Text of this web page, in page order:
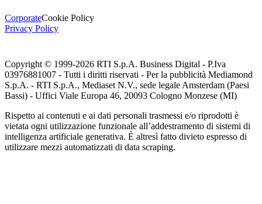
CorporateCookie Policy
Privacy Policy
Copyright © 1999-2026 RTI S.p.A. Business Digital - P.Iva
03976881007 - Tutti i diritti riservati - Per la pubblicità Mediamond
S.p.A. - RTI S.p.A., Mediaset N.V., sede legale Amsterdam (Paesi
Bassi) - Uffici Viale Europa 46, 20093 Cologno Monzese (MI)
Rispetto ai contenuti e ai dati personali trasmessi e/o riprodotti è
vietata ogni utilizzazione funzionale all’addestramento di sistemi di
intelligenza artificiale generativa. È altresì fatto divieto espresso di
utilizzare mezzi automatizzati di data scraping.